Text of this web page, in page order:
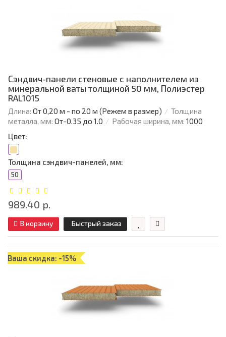
Сэндвич-панели стеновые с наполнителем из
минеральной ваты толщиной 50 мм, Полиэстер
RAL1015
Длина: От 0,20 м - по 20 м (Режем в размер)
Толщина
металла, мм: От-0.35 до 1.0 Рабочая ширина, мм: 1000
Цвет:
Толщина сэндвич-панелей, мм:
50
989.40 р.
В корзину Быстрый заказ
Ваша скидка: -15%